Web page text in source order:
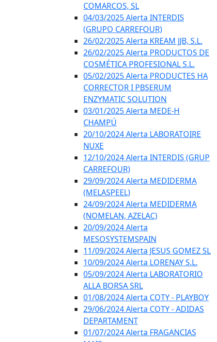
COMARCOS, SL
04/03/2025 Alerta INTERDIS
(GRUPO CARREFOUR)
26/02/2025 Alerta KREAM JJB, S.L.
26/02/2025 Alerta PRODUCTOS DE
COSMÉTICA PROFESIONAL S.L.
05/02/2025 Alerta PRODUCTES HA
CORRECTOR I PBSERUM
ENZYMATIC SOLUTION
03/01/2025 Alerta MEDE-H
CHAMPÚ
20/10/2024 Alerta LABORATOIRE
NUXE
12/10/2024 Alerta INTERDIS (GRUP
CARREFOUR)
29/09/2024 Alerta MEDIDERMA
(MELASPEEL)
24/09/2024 Alerta MEDIDERMA
(NOMELAN, AZELAC)
20/09/2024 Alerta
MESOSYSTEMSPAIN
11/09/2024 Alerta JESUS GOMEZ SL
10/09/2024 Alerta LORENAY S.L.
05/09/2024 Alerta LABORATORIO
ALLA BORSA SRL
01/08/2024 Alerta COTY - PLAYBOY
29/06/2024 Alerta COTY - ADIDAS
DEPARTAMENT
01/07/2024 Alerta FRAGANCIAS